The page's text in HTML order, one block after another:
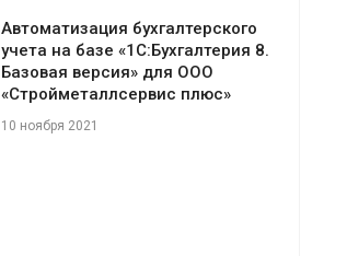
Автоматизация бухгалтерского
учета на базе «1С:Бухгалтерия 8.
Базовая версия» для ООО
«Стройметаллсервис плюс»
10 ноября 2021